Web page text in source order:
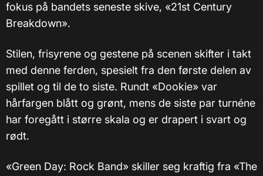
fokus på bandets seneste skive, «21st Century
Breakdown».
Stilen, frisyrene og gestene på scenen skifter i takt
med denne ferden, spesielt fra den første delen av
spillet og til de to siste. Rundt «Dookie» var
hårfargen blått og grønt, mens de siste par turnéne
har foregått i større skala og er drapert i svart og
rødt.
«Green Day: Rock Band» skiller seg kraftig fra «The